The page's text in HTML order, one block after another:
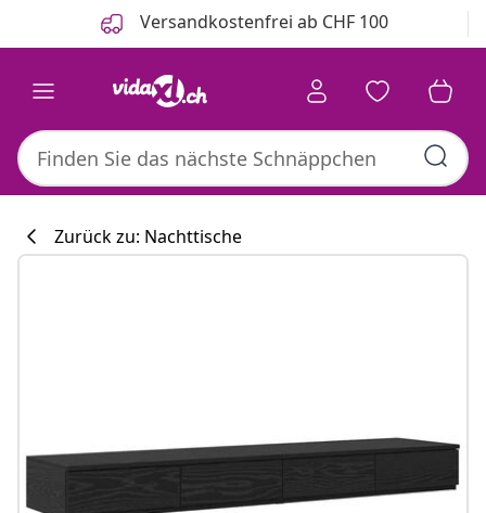
Versandkostenfrei ab CHF 100
Zurück zu: Nachttische